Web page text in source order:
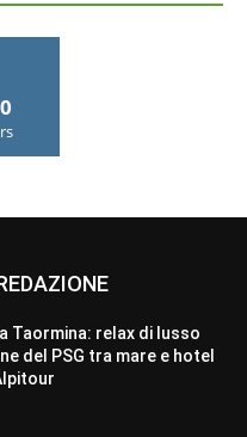
Taormina: relax di lusso
del PSG tra mare e hotel